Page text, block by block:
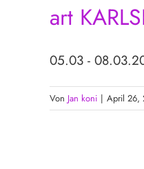
art
05.03 -
Von Jan koni | April 26,